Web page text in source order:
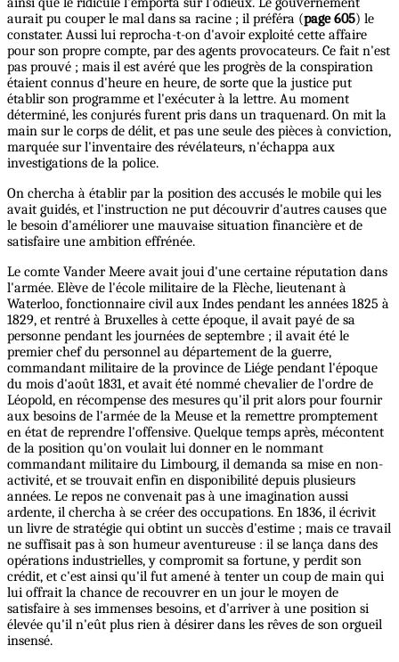
aurait pu couper le mal dans sa racine ; il préféra (page 605) le
constater. Aussi lui reprocha-t-on d'avoir exploité cette affaire
pour son propre compte, par des agents provocateurs. Ce fait n'est
pas prouvé ; mais il est avéré que les progrès de la conspiration
étaient connus d'heure en heure, de sorte que la justice put
établir son programme et l'exécuter à la lettre. Au moment
déterminé, les conjurés furent pris dans un traquenard. On mit la
main sur le corps de délit, et pas une seule des pièces à conviction,
marquée sur l'inventaire des révélateurs, n'échappa aux
investigations de la police.
On chercha à établir par la position des accusés le mobile qui les
avait guidés, et l'instruction ne put découvrir d'autres causes que
le besoin d'améliorer une mauvaise situation financière et de
satisfaire une ambition effrénée.
Le comte Vander Meere avait joui d'une certaine réputation dans
l'armée. Elève de l'école militaire de la Flèche, lieutenant à
Waterloo, fonctionnaire civil aux Indes pendant les années 1825 à
1829, et rentré à Bruxelles à cette époque, il avait payé de sa
personne pendant les journées de septembre ; il avait été le
premier chef du personnel au département de la guerre,
commandant militaire de la province de Liége pendant l'époque
du mois d'août 1831, et avait été nommé chevalier de l'ordre de
Léopold, en récompense des mesures qu'il prit alors pour fournir
aux besoins de l'armée de la Meuse et la remettre promptement
en état de reprendre l'offensive. Quelque temps après, mécontent
de la position qu'on voulait lui donner en le nommant
commandant militaire du Limbourg, il demanda sa mise en non-
activité, et se trouvait enfin en disponibilité depuis plusieurs
années. Le repos ne convenait pas à une imagination aussi
ardente, il chercha à se créer des occupations. En 1836, il écrivit
un livre de stratégie qui obtint un succès d'estime ; mais ce travail
ne suffisait pas à son humeur aventureuse : il se lança dans des
opérations industrielles, y compromit sa fortune, y perdit son
crédit, et c'est ainsi qu'il fut amené à tenter un coup de main qui
lui offrait la chance de recouvrer en un jour le moyen de
satisfaire à ses immenses besoins, et d'arriver à une position si
élevée qu'il n'eût plus rien à désirer dans les rêves de son orgueil
insensé.